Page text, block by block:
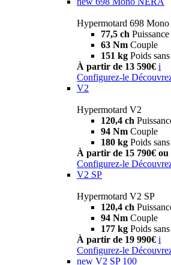
Hypermotard 698 Mono
77,5 ch Puissance
63 Nm Couple
151 kg Poids
À partir de 13 590€ i
Configurez-le
V2
Hypermotard V2
120,4 ch
94 Nm Couple
180 kg Poids
À partir de 15 790€ ou
Configurez-le
V2 SP
Hypermotard V2 SP
120,4 ch
94 Nm Couple
177 kg Poids
À partir de 19 990€ i
Configurez-le
new V2 SP 100